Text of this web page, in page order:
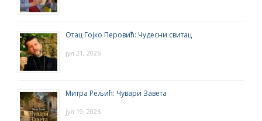
Отац Гојко Перовић: Чудесни свитац
јул 21, 2026
Митра Рељић: Чувари Завета
јул 19, 2026